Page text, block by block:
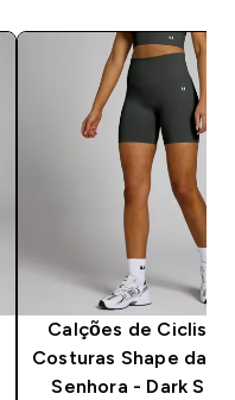
Calções de Ciclista
Costuras Shape da
Senhora - Dark